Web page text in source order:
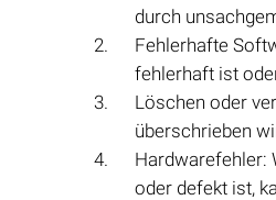
durch
Fehlerhafte
fehlerhaft ist
Löschen oder
überschrieben
Hardwarefehler:
oder defekt ist,